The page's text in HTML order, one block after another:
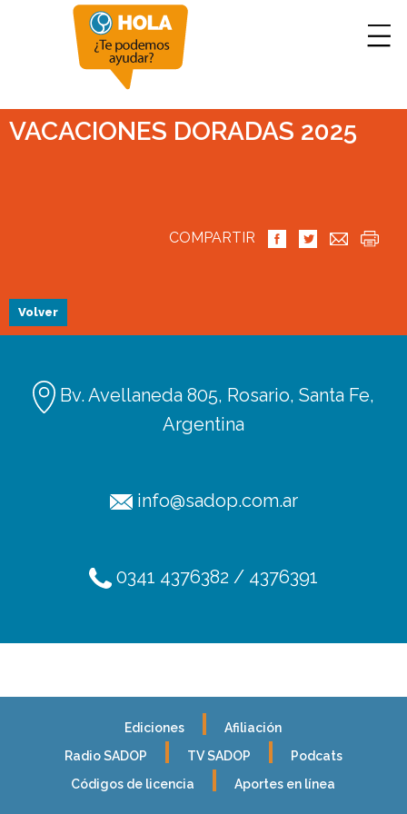
Ediciones
Afiliación
Radio SADOP
TV SADOP
Podcats
Códigos de licencia
Aportes en línea
VACACIONES DORADAS 2025
COMPARTIR
Volver
Bv. Avellaneda 805, Rosario, Santa Fe,
Argentina
info@sadop.com.ar
0341 4376382 / 4376391